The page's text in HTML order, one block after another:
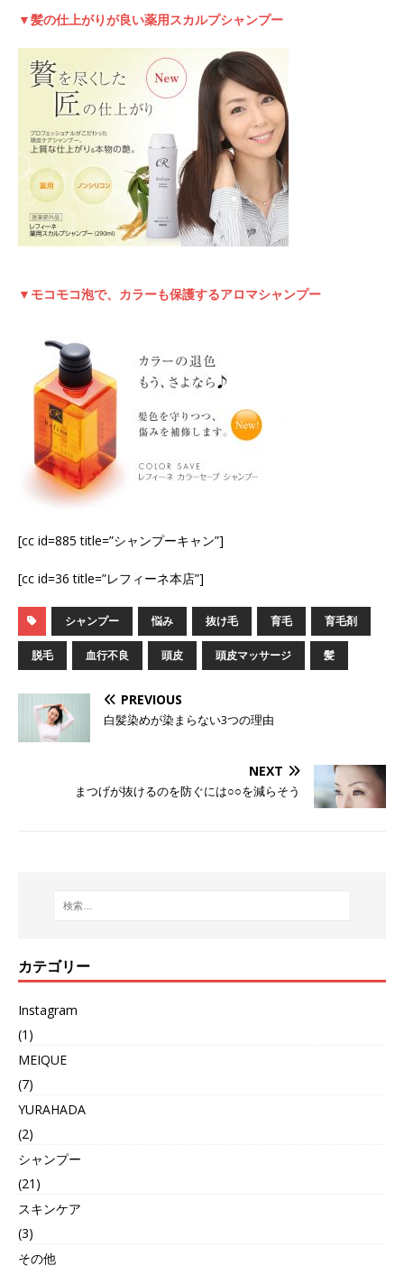
▼髪の仕上がりが良い薬用スカルプシャンプー
▼モコモコ泡で、カラーも保護するアロマシャンプー
[cc id=885 title=”シャンプーキャン”]
[cc id=36 title=”レフィーネ本店”]
シャンプー 悩み 抜け毛 育毛 育毛剤
脱毛 血行不良 頭皮 頭皮マッサージ 髪
PREVIOUS
白髪染めが染まらない3つの理由
NEXT
まつげが抜けるのを防ぐには○○を減らそう
カテゴリー
Instagram
(1)
MEIQUE
(7)
YURAHADA
(2)
シャンプー
(21)
スキンケア
(3)
その他